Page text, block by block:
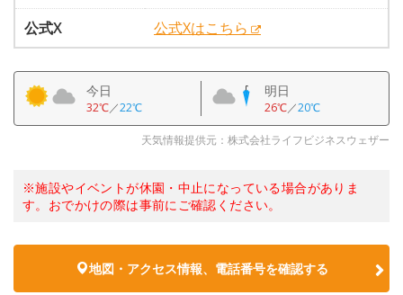
公式X
公式Xはこちら
今日
32℃／22℃
明日
26℃／20℃
天気情報提供元：株式会社ライフビジネスウェザー
※施設やイベントが休園・中止になっている場合がありま
す。おでかけの際は事前にご確認ください。
地図・アクセス情報、電話番号を確認する